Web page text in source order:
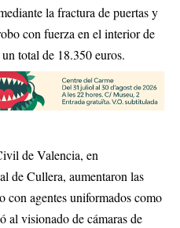
la fractura de puertas y
con fuerza en el interior de
total de 18.350 euros.
de Valencia, en
de Cullera, aumentaron las
con agentes uniformados como
al visionado de cámaras de